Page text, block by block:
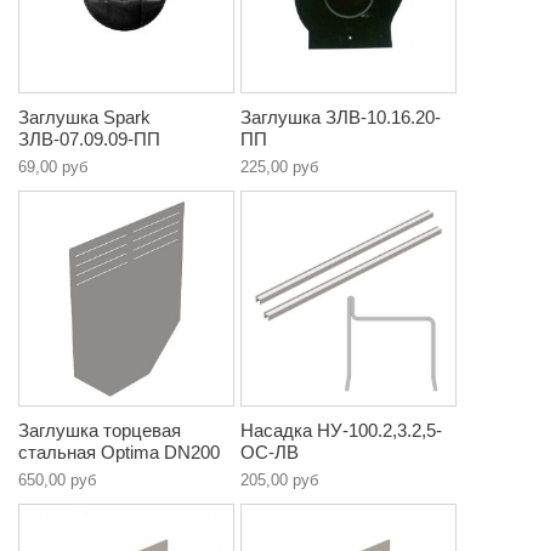
Заглушка Spark
ЗЛВ-07.09.09-ПП
69,00 руб
Заглушка ЗЛВ-10.16.20-
ПП
225,00 руб
Заглушка торцевая
стальная Optima DN200
650,00 руб
Насадка НУ-100.2,3.2,5-
ОС-ЛВ
205,00 руб